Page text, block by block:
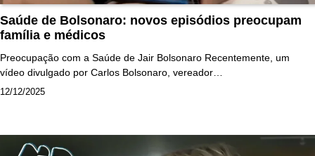
Saúde de Bolsonaro: novos episódios preocupam
família e médicos
Preocupação com a Saúde de Jair Bolsonaro Recentemente, um
vídeo divulgado por Carlos Bolsonaro, vereador…
12/12/2025